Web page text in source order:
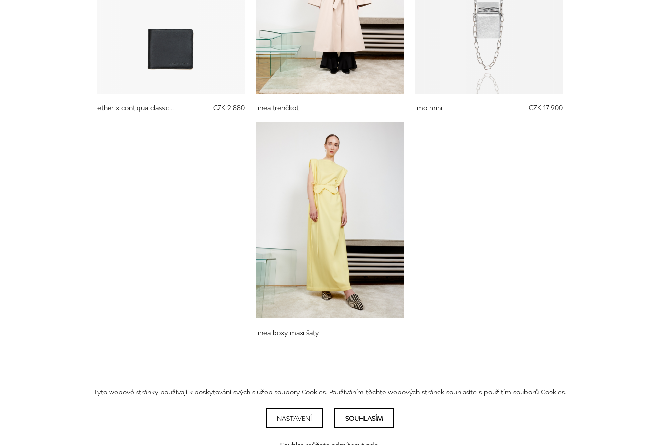
ether x contiqua classic... CZK 2 880 linea trenčkot imo mini CZK 17 900
linea boxy maxi šaty
Tyto webové stránky používají k poskytování svých služeb soubory Cookies. Používáním těchto webových stránek souhlasíte s použitím souborů Cookies.
NASTAVENÍ SOUHLASÍM